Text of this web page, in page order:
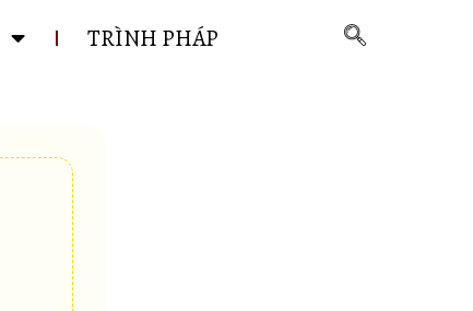
TRÌNH PHÁP